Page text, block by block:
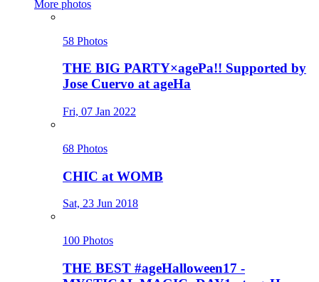
More photos
58 Photos
THE BIG PARTY×agePa!! Supported by
Jose Cuervo at ageHa
Fri, 07 Jan 2022
68 Photos
CHIC at WOMB
Sat, 23 Jun 2018
100 Photos
THE BEST #ageHalloween17 -